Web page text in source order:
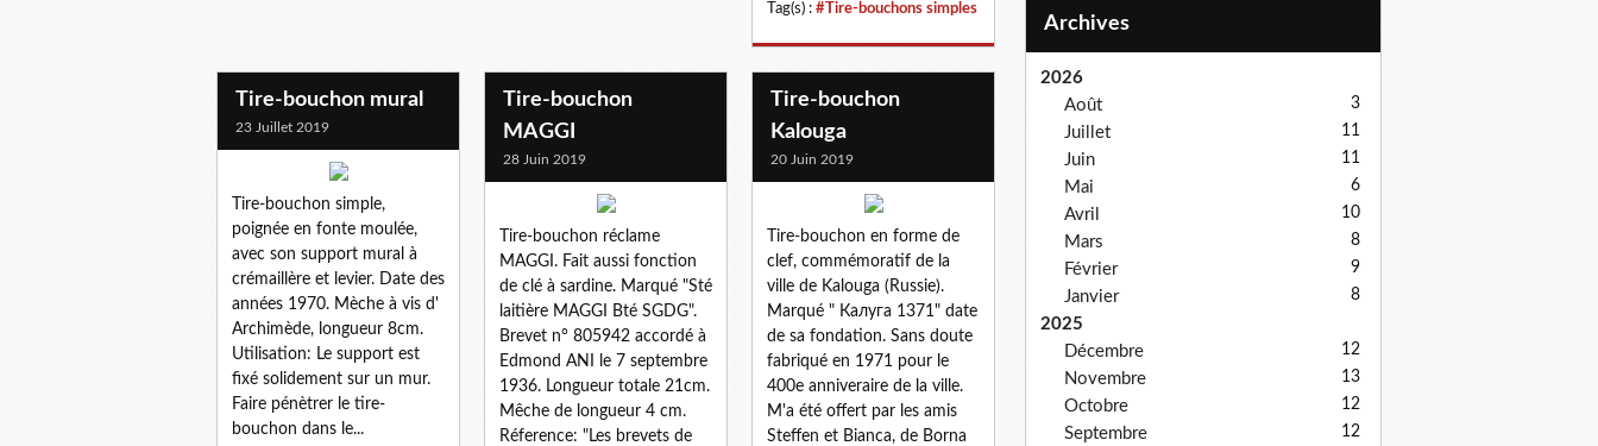
Tag(s) : #Tire-bouchons simples
Tire-bouchon mural
23 Juillet 2019
Tire-bouchon simple,
poignée en fonte moulée,
avec son support mural à
crémaillère et levier. Date des
années 1970. Mèche à vis d'
Archimède, longueur 8cm.
Utilisation: Le support est
fixé solidement sur un mur.
Faire pénètrer le tire-
bouchon dans le...
Tire-bouchon
MAGGI
28 Juin 2019
Tire-bouchon réclame
MAGGI. Fait aussi fonction
de clé à sardine. Marqué "Sté
laitière MAGGI Bté SGDG".
Brevet n° 805942 accordé à
Edmond ANI le 7 septembre
1936. Longueur totale 21cm.
Mêche de longueur 4 cm.
Réference: "Les brevets de
Tire-bouchon
Kalouga
20 Juin 2019
Tire-bouchon en forme de
clef, commémoratif de la
ville de Kalouga (Russie).
Marqué " Калуга 1371" date
de sa fondation. Sans doute
fabriqué en 1971 pour le
400e anniveraire de la ville.
M'a été offert par les amis
Steffen et Bianca, de Borna
Archives
2026
Août
3
Juillet 11
Juin 11
Mai 6
Avril 10
Mars 8
Février 9
Janvier 8
2025
Décembre
12
Novembre 13
Octobre 12
Septembre 12